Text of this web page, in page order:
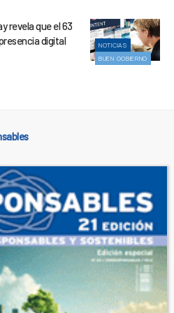
NOTICIAS
BUEN GOBIERNO
revela que el 63
digital